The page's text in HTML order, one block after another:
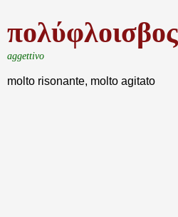
πολύφλοισβος
aggettivo
molto risonante, molto agitato